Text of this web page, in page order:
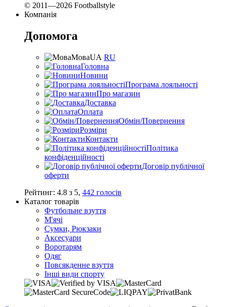
© 2011—2026 Footballstyle
Компанія
Допомога
МоваUA RU
Головна
Новини
Програма лояльності
Про магазин
Доставка
Оплата
Обмін/Повернення
Розміри
Контакти
Політика
конфіденційності
Договір публічної
оферти
Рейтинг: 4.8 з 5, 442 голосів
Каталог товарів
Футбольне взуття
М'ячі
Сумки, Рюкзаки
Аксесуари
Воротарям
Одяг
Повсякденне взуття
Інші види спорту